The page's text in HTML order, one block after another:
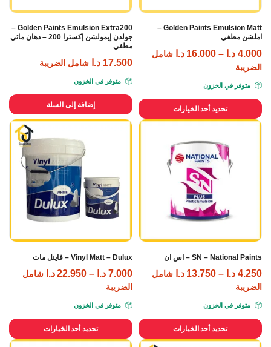
Golden Paints Emulsion Matt –
املشن مطفي
4.000 د.ا –
16.000 د.ا شامل
الضريبة
متوفر في الخزون
تحديد أحد الخيارات
Golden Paints Emulsion Extra200 –
جولدن إيمولشن إكسترا 200 – دهان مائي
مطفي
17.500 د.ا شامل الضريبة
متوفر في الخزون
إضافة إلى السلة
SN – National Paints – اس ان
4.250 د.ا –
13.750 د.ا شامل
الضريبة
متوفر في الخزون
تحديد أحد الخيارات
Vinyl Matt – Dulux – فاينل مات
7.000 د.ا –
22.950 د.ا شامل
الضريبة
متوفر في الخزون
تحديد أحد الخيارات